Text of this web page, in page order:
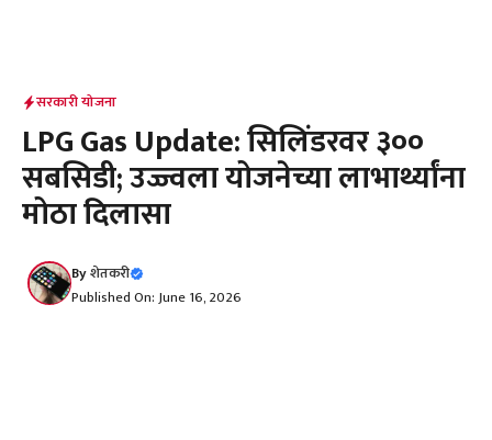
सरकारी योजना
LPG Gas Update: सिलिंडरवर ₹३००
सबसिडी; उज्ज्वला योजनेच्या लाभार्थ्यांना
मोठा दिलासा
Byशेतकरी
Published On: June 16, 2026